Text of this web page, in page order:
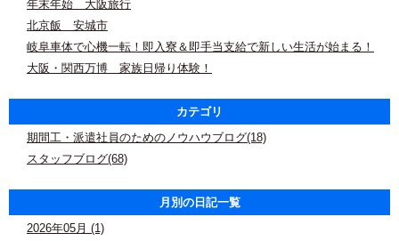
年末年始 大阪旅行
北京飯 安城市
岐阜車体で心機一転！即入寮＆即手当支給で新しい生活が始まる！
大阪・関西万博 家族日帰り体験！
カテゴリ
期間工・派遣社員のためのノウハウブログ(18)
スタッフブログ(68)
月別の日記一覧
2026年05月 (1)